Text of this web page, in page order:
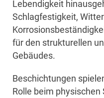
Lebendigkeit
Schlagfestigkeit,
für den strukturellen
Gebäudes.
Beschichtungen
Rolle beim